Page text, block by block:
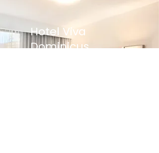
Hotel Viva
Dominicus